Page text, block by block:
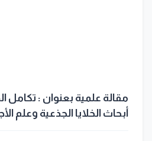
مقالة علمية بعنوان : تكامل
أبحاث الخلايا الجذعية وعلم